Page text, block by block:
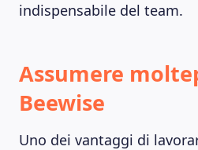
indispensabile del team.
Assumere
Beewise
Uno dei vantaggi di